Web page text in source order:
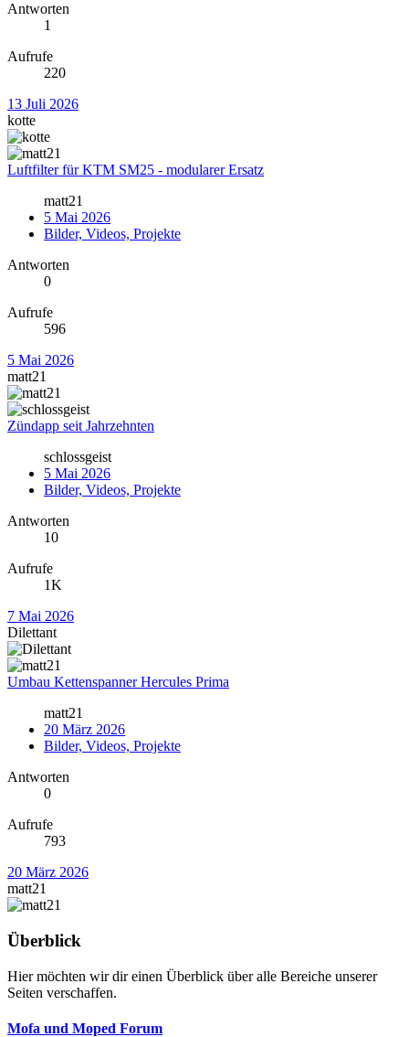
Antworten
1
Aufrufe
220
13 Juli 2026
kotte
Luftfilter für KTM SM25 - modularer Ersatz
matt21
5 Mai 2026
Bilder, Videos, Projekte
Antworten
0
Aufrufe
596
5 Mai 2026
matt21
Zündapp seit Jahrzehnten
schlossgeist
5 Mai 2026
Bilder, Videos, Projekte
Antworten
10
Aufrufe
1K
7 Mai 2026
Dilettant
Umbau Kettenspanner Hercules Prima
matt21
20 März 2026
Bilder, Videos, Projekte
Antworten
0
Aufrufe
793
20 März 2026
matt21
Überblick
Hier möchten wir dir einen Überblick über alle Bereiche unserer
Seiten verschaffen.
Mofa und Moped Forum